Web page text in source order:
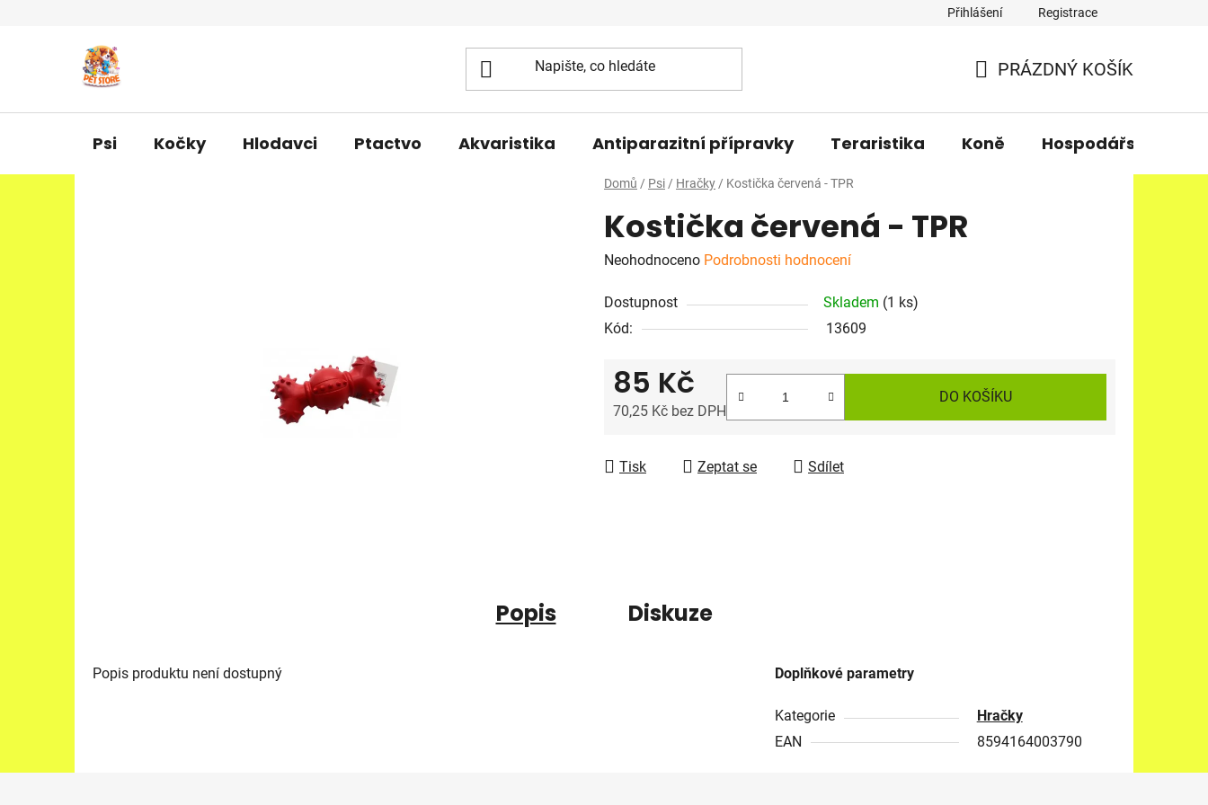
Přihlášení Registrace
KOŠÍK
PRÁZDNÝ KOŠÍK
Psi Kočky Hlodavci Ptactvo Akvaristika Antiparazitní přípravky Teraristika Koně Hospodářská
Domů / Psi / Hračky / Kostička červená - TPR
Kostička červená - TPR
Průměrné
produktu
je
Neohodnoceno Podrobnosti hodnocení
Dostupnost Skladem (1 ks)
Kód:
13609
85 Kč
70,25 Kč bez DPH
DO KOŠÍKU
Tisk Zeptat se Sdílet
Popis Diskuze
Popis produktu není dostupný Doplňkové parametry
Kategorie
Hračky
EAN
8594164003790